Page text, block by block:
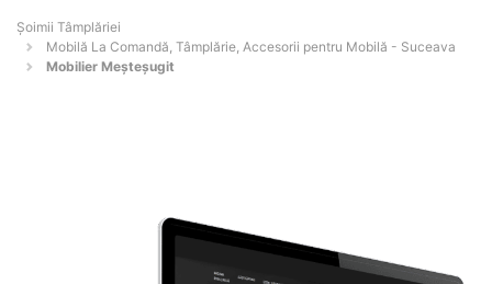
Șoimii Tâmplăriei
Mobilă La Comandă, Tâmplărie, Accesorii pentru Mobilă - Suceava
Mobilier Meșteșugit